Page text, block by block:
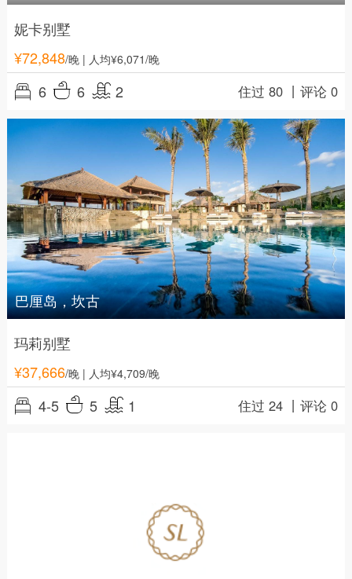
妮卡别墅
¥72,848/晚| 人均¥6,071/晚
6 6 2 住过 80 丨评论 0
巴厘岛，坎古
玛莉别墅
¥37,666/晚| 人均¥4,709/晚
4-5 5 1 住过 24 丨评论 0